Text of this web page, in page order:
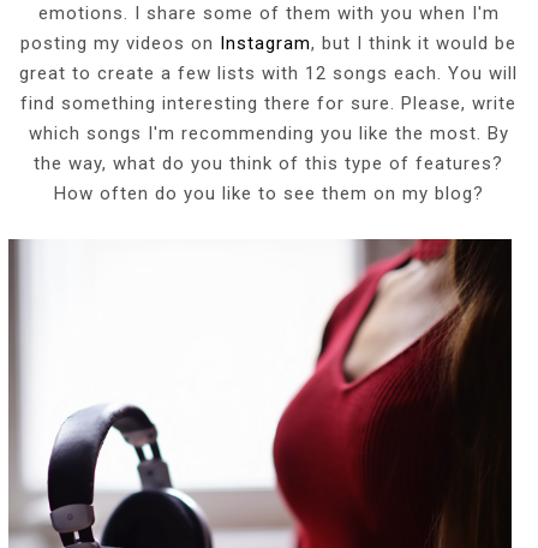
emotions. I share some of them with you when I'm
posting my videos on Instagram, but I think it would be
great to create a few lists with 12 songs each. You will
find something interesting there for sure. Please, write
which songs I'm recommending you like the most. By
the way, what do you think of this type of features?
How often do you like to see them on my blog?